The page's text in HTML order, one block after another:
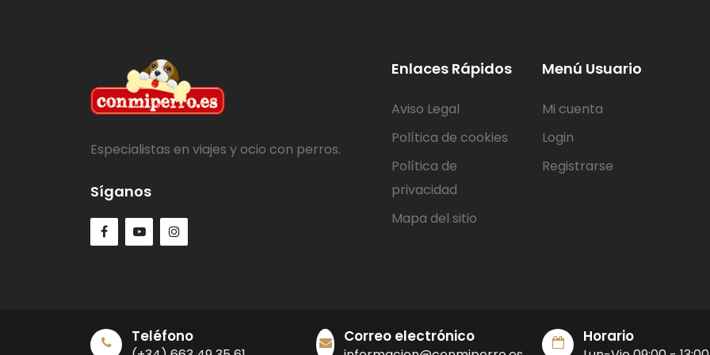
Especialistas en viajes y ocio con perros.
Síganos
Enlaces Rápidos
Aviso Legal
Política de cookies
Política de
privacidad
Mapa del sitio
Menú Usuario
Mi cuenta
Login
Registrarse
Teléfono Correo electrónico Horario